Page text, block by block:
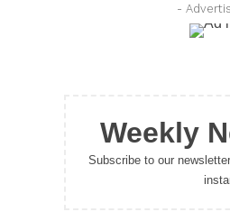
-
Weekly
Subscribe to our